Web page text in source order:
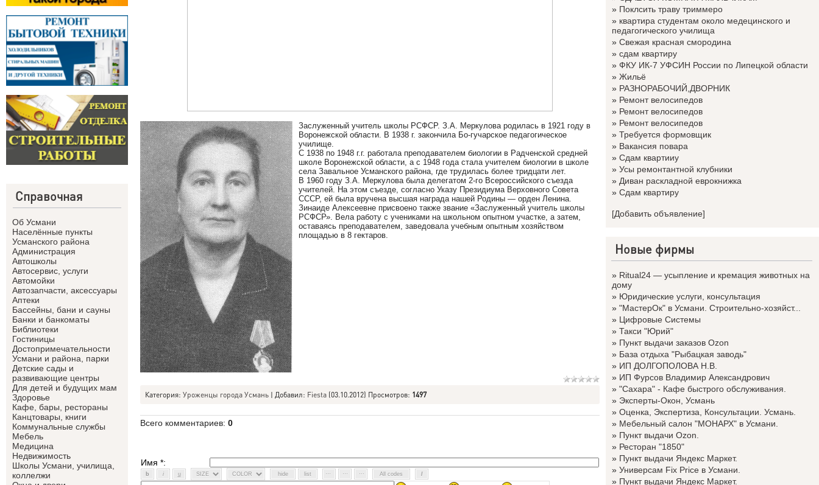
Справочная
Об Усмани
Населённые пункты
Усманского района
Администрация
Автошколы
Автосервис, услуги
Автомойки
Автозапчасти, аксессуары
Аптеки
Бассейны, бани и сауны
Банки и банкоматы
Библиотеки
Гостиницы
Достопримечательности
Усмани и района, парки
Детские сады и
развивающие центры
Для детей и будущих мам
Здоровье
Кафе, бары, рестораны
Канцтовары, книги
Коммунальные службы
Мебель
Медицина
Недвижимость
Школы Усмани, училища,
коллелжи
Заслуженный учитель школы РСФСР. З.А. Меркулова родилась в 1921 году в
Воронежской области. В 1938 г. закончила Бо-гучарское педагогическое
училище.
С 1938 по 1948 г.г. работала преподавателем биологии в Радченской средней
школе Воронежской области, а с 1948 года стала учителем биологии в школе
села Завальное Усманского района, где трудилась более тридцати лет.
В 1960 году З.А. Меркулова была делегатом 2-го Всероссийского съезда
учителей. На этом съезде, согласно Указу Президиума Верховного Совета
СССР, ей была вручена высшая награда нашей Родины — орден Ленина.
Зинаиде Алексеевне присвоено также звание «Заслуженный учитель школы
РСФСР». Вела работу с учениками на школьном опытном участке, а затем,
оставаясь преподавателем, заведовала учебным опытным хозяйством
площадью в 8 гектаров.
Категория: Уроженцы города Усмань | Добавил: Fiesta (03.10.2012) Просмотров: 1497
Всего комментариев: 0
Имя *:
» Поклсить траву триммеро
» квартира студентам около медецинского и
педагогического училища
» Свежая красная смородина
» сдам квартиру
» ФКУ ИК-7 УФСИН России по Липецкой области
» Жильё
» РАЗНОРАБОЧИЙ,ДВОРНИК
» Ремонт велосипедов
» Ремонт велосипедов
» Ремонт велосипедов
» Требуется формовщик
» Вакансия повара
» Сдам квартииу
» Усы ремонтантной клубники
» Диван раскладной еврокнижка
» Сдам квартиру
[Добавить объявление]
Новые фирмы
» Ritual24 — усыпление и кремация животных на
дому
» Юридические услуги, консультация
» "МастерОк" в Усмани. Строительно-хозяйст...
» Цифровые Системы
» Такси "Юрий"
» Пункт выдачи заказов Ozon
» База отдыха "Рыбацкая заводь"
» ИП ДОЛГОПОЛОВА Н.В.
» ИП Фурсов Владимир Александрович
» "Сахара" - Кафе быстрого обслуживания.
» Эксперты-Окон, Усмань
» Оценка, Экспертиза, Консультации. Усмань.
» Мебельный салон "МОНАРХ" в Усмани.
» Пункт выдачи Ozon.
» Ресторан "1850"
» Пункт выдачи Яндекс Маркет.
» Универсам Fix Price в Усмани.
» Пункт выдачи Яндекс Маркет.